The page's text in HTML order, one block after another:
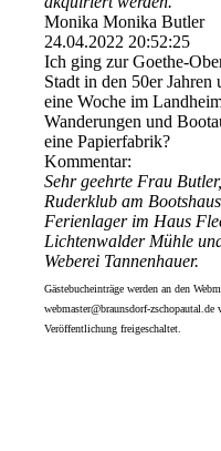
Monika Monika Butler
24.04.2022 20:52:25
Ich ging zur Goethe-
Stadt in den 50er
eine Woche im
Wanderungen und
eine Papierfabrik?
Kommentar:
Sehr geehrte Frau
Ruderklub am
Ferienlager im Haus
Lichtenwalder Mühle
Weberei Tannenhauer.
Gästebucheinträge werden an den
webmaster@braunsdorf-
Veröffentlichung freigeschaltet.